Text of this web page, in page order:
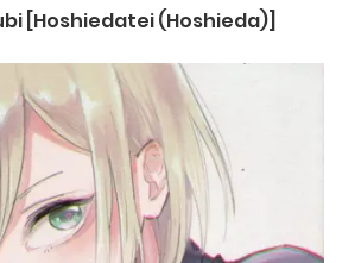
[Hoshiedatei (Hoshieda)]